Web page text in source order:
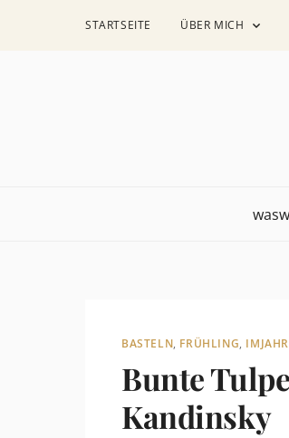
STARTSEITE ÜBER MICH
BASTELN, FRÜHLING,
Bunte
Kandinsky